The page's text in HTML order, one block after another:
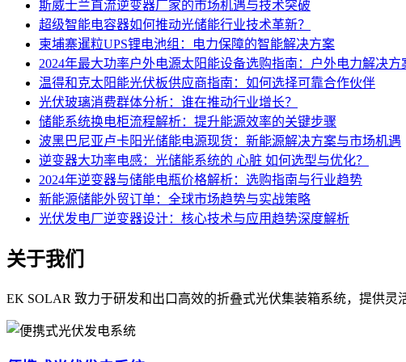
斯威士兰直流逆变器厂家的市场机遇与技术突破
超级智能电容器如何推动光储能行业技术革新？
柬埔寨暹粒UPS锂电池组：电力保障的智能解决方案
2024年最大功率户外电源太阳能设备选购指南：户外电力解决方
温得和克太阳能光伏板供应商指南：如何选择可靠合作伙伴
光伏玻璃消费群体分析：谁在推动行业增长？
储能系统换电柜流程解析：提升能源效率的关键步骤
波黑巴尼亚卢卡阳光储能电源现货：新能源解决方案与市场机遇
逆变器大功率电感：光储能系统的 心脏 如何选型与优化？
2024年逆变器与储能电瓶价格解析：选购指南与行业趋势
新能源储能外贸订单：全球市场趋势与实战策略
光伏发电厂逆变器设计：核心技术与应用趋势深度解析
关于我们
EK SOLAR 致力于研发和出口高效的折叠式光伏集装箱系统，提供